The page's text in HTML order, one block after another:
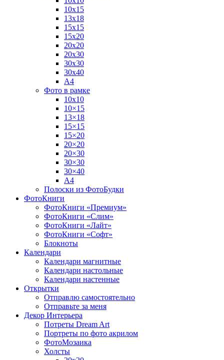
10х15
13х18
15х15
15х20
20х20
20х30
30х30
30х40
А4
Фото в рамке
10х10
10×15
13×18
15×15
15×20
20×20
20×30
30×30
30×40
A4
Полоски из ФотоБудки
ФотоКниги
ФотоКниги «Премиум»
ФотоКниги «Слим»
ФотоКниги «Лайт»
ФотоКниги «Софт»
Блокноты
Календари
Календари магнитные
Календари настольные
Календари настенные
Открытки
Отправлю самостоятельно
Отправьте за меня
Декор Интерьера
Потреты Dream Art
Портреты по фото акрилом
ФотоМозаика
Холсты